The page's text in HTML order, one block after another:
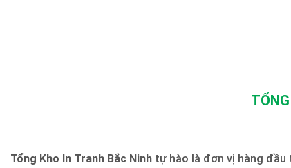
Tổng Kho In Tranh Bắc Ninh tự hào là đơn vị hàng